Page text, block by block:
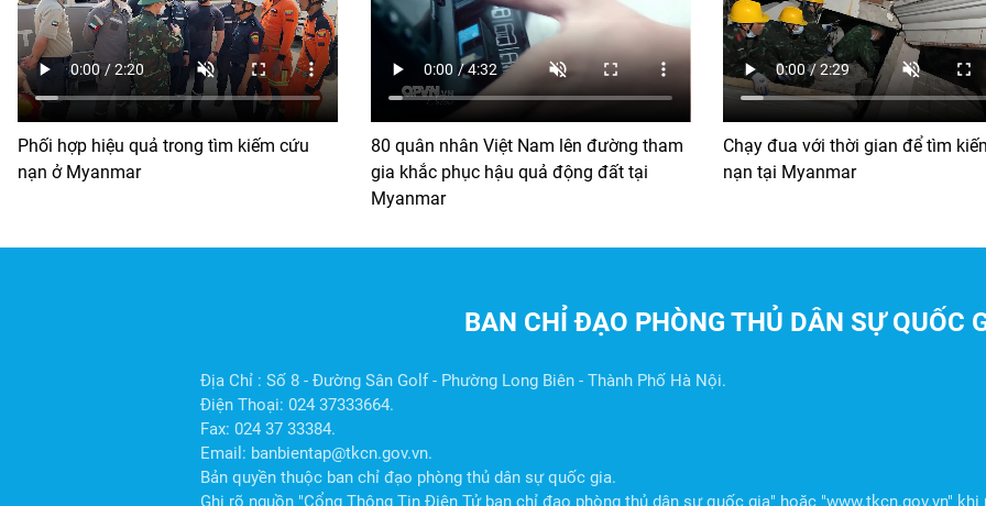
Phối hợp hiệu quả trong tìm kiếm cứu
nạn ở Myanmar
80 quân nhân Việt Nam lên đường tham
gia khắc phục hậu quả động đất tại
Myanmar
Chạy đua với thời gian để tìm
nạn tại Myanmar
BAN CHỈ ĐẠO PHÒNG THỦ DÂN SỰ QUỐC
Địa Chỉ : Số 8 - Đường Sân Golf - Phường Long Biên - Thành Phố Hà Nội.
Điện Thoại: 024 37333664.
Fax: 024 37 33384.
Email: banbientap@tkcn.gov.vn.
Bản quyền thuộc ban chỉ đạo phòng thủ dân sự quốc gia.
Ghi rõ nguồn "Cổng Thông Tin Điện Tử ban chỉ đạo phòng thủ dân sự quốc gia" hoặc "www.tkcn.gov.vn"